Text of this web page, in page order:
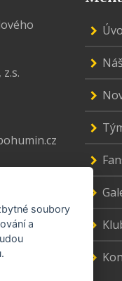
soubory
a